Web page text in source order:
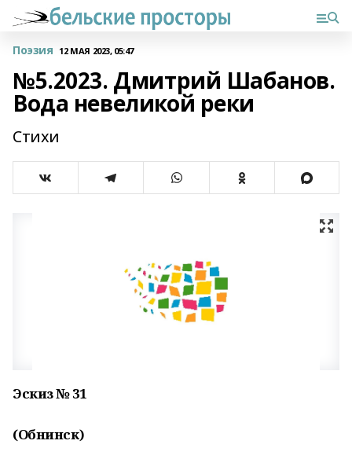
Поэзия 12 МАЯ 2023, 05:47
№5.2023. Дмитрий Шабанов.
Вода невеликой реки
Стихи
Эскиз № 31
(Обнинск)